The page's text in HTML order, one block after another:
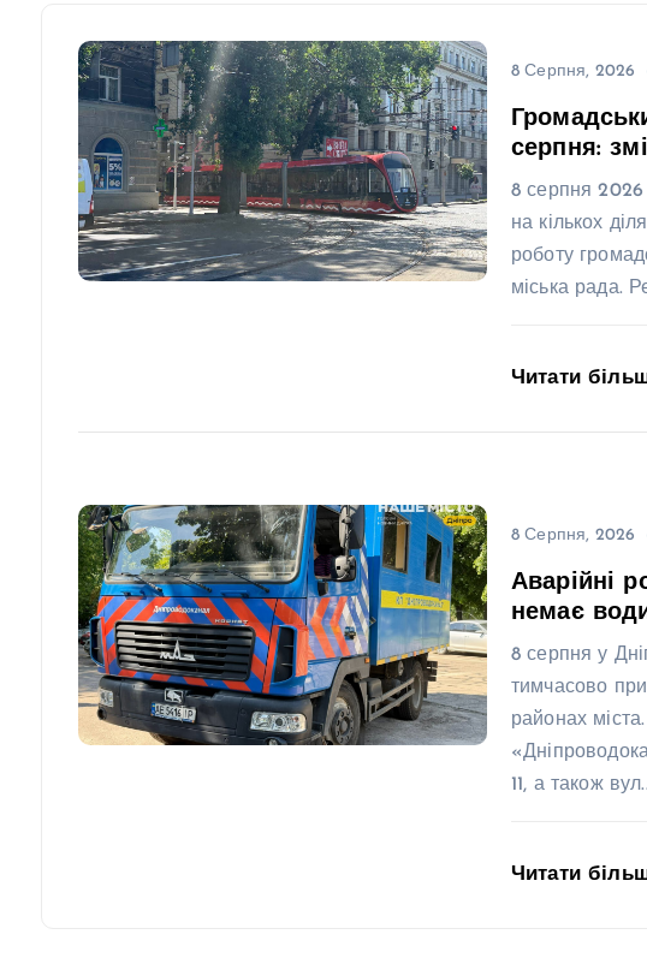
8 Серпня, 2026
серпня:
8 серпня 2026
на кількох
роботу
міська рада.
Читати
8 Серпня, 2026
Аварійні
немає
8 серпня у
тимчасово
районах
11, а також
Читати